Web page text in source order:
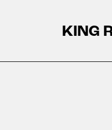
KING